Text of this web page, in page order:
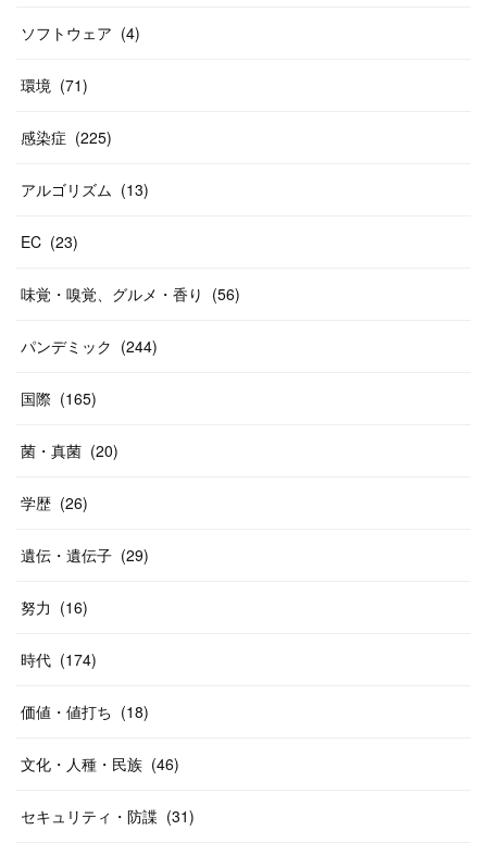
ソフトウェア (4)
環境 (71)
感染症 (225)
アルゴリズム (13)
EC (23)
味覚・嗅覚、グルメ・香り (56)
パンデミック (244)
国際 (165)
菌・真菌 (20)
学歴 (26)
遺伝・遺伝子 (29)
努力 (16)
時代 (174)
価値・値打ち (18)
文化・人種・民族 (46)
セキュリティ・防諜 (31)